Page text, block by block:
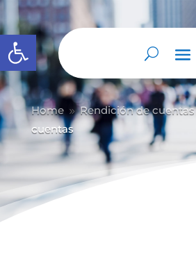
Abrir barra de herramientas
Home 9 Rendición de cuentas
cuentas